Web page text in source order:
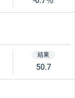
50.7